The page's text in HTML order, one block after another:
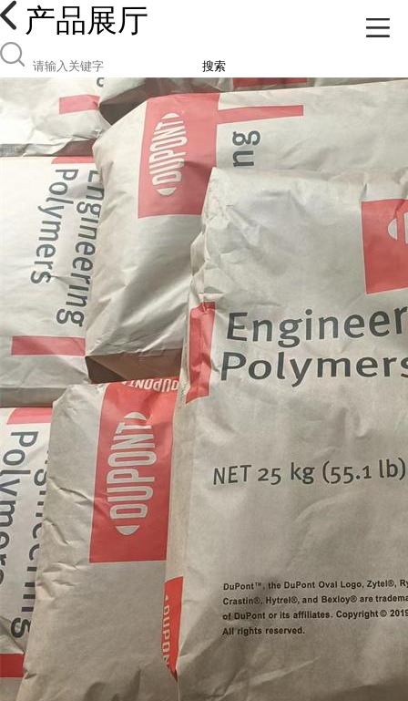
产品展厅
搜索